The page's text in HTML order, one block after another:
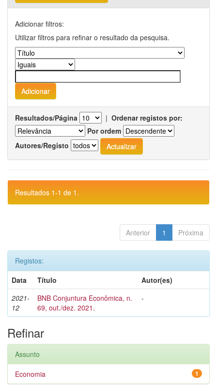
Adicionar filtros:
Utilizar filtros para refinar o resultado da pesquisa.
Resultados/Página | Ordenar registos por:
Por ordem
Autores/Registo
Resultados 1-1 de 1.
Anterior 1 Próxima
Registos:
Data
Título
Autor(es)
2021-
12
BNB Conjuntura Econômica, n.
69, out./dez. 2021.
-
Refinar
Assunto
1
Economia